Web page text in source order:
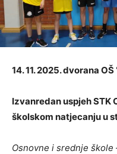
14. 11. 2025. dvorana
Izvanredan uspjeh STK
školskom natjecanju u
Osnovne i srednje